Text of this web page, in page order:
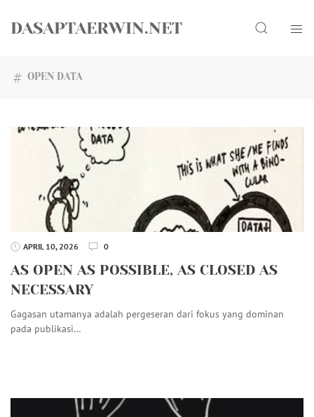
DASAPTAERWIN.NET Search
OPEN DATA
APRIL 10, 2026 0
AS OPEN AS POSSIBLE, AS CLOSED AS
NECESSARY
Gagasan utamanya adalah pergeseran dari fokus yang dominan
pada publikasi…